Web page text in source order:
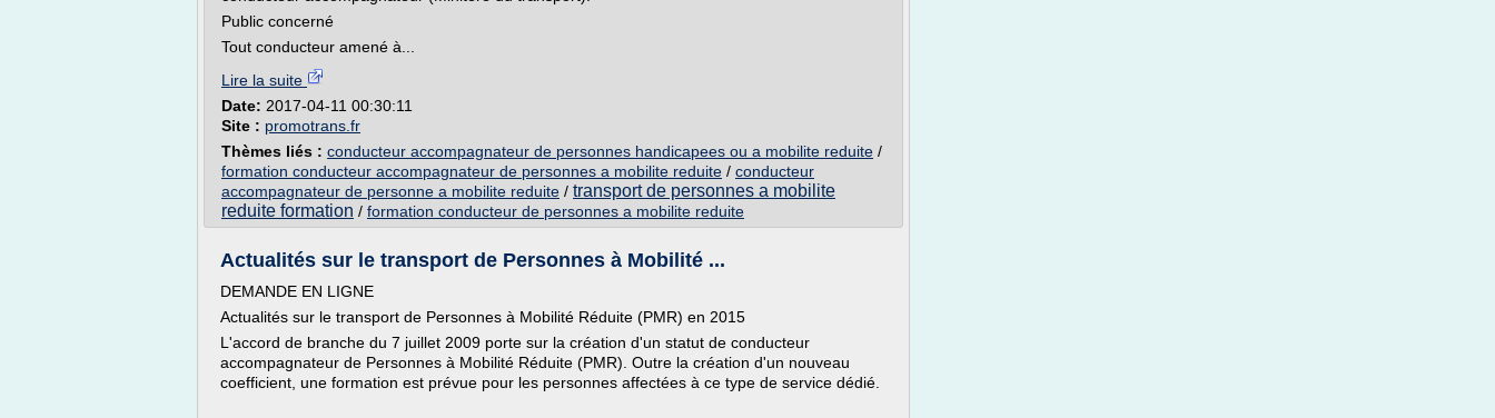
Public concerné
Tout conducteur amené à...
Lire la suite
Date: 2017-04-11 00:30:11
Site : promotrans.fr
Thèmes liés : conducteur accompagnateur de personnes handicapees ou a mobilite reduite /
formation conducteur accompagnateur de personnes a mobilite reduite / conducteur
accompagnateur de personne a mobilite reduite / transport de personnes a mobilite
reduite formation / formation conducteur de personnes a mobilite reduite
Actualités sur le transport de Personnes à Mobilité ...
DEMANDE EN LIGNE
Actualités sur le transport de Personnes à Mobilité Réduite (PMR) en 2015
L'accord de branche du 7 juillet 2009 porte sur la création d'un statut de conducteur
accompagnateur de Personnes à Mobilité Réduite (PMR). Outre la création d'un nouveau
coefficient, une formation est prévue pour les personnes affectées à ce type de service dédié.